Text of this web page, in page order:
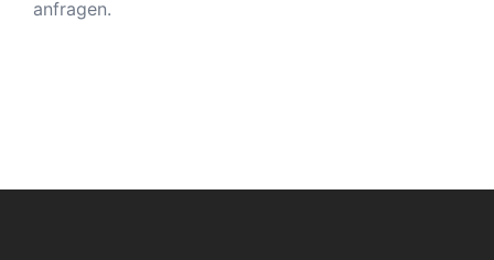
anfragen.